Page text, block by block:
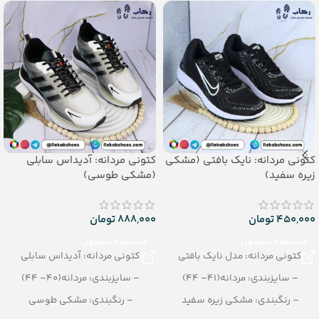
– جنس: eva soft
کتونی مردانه: نایک بافتی (مشکی
زیره سفید)
450,000تومان
کتونی مردانه: مدل نایک بافتی
– سایزبندی: مردانه(41– 44)
– رنگبندی: مشکی زیره سفید
کتونی مردانه: آدیداس سابلی
(مشکی طوسی)
888,000تومان
کتونی مردانه: آدیداس سابلی
– سایزبندی: مردانه(40– 44)
– رنگبندی: مشکی طوسی